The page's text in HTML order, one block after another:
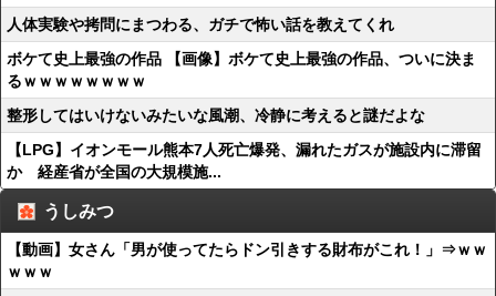
人体実験や拷問にまつわる、ガチで怖い話を教えてくれ
ボケて史上最強の作品 【画像】ボケて史上最強の作品、ついに決ま
るｗｗｗｗｗｗｗｗ
整形してはいけないみたいな風潮、冷静に考えると謎だよな
【LPG】イオンモール熊本7人死亡爆発、漏れたガスが施設内に滞留
か 経産省が全国の大規模施...
うしみつ
【動画】女さん「男が使ってたらドン引きする財布がこれ！」⇒ｗｗ
ｗｗｗ